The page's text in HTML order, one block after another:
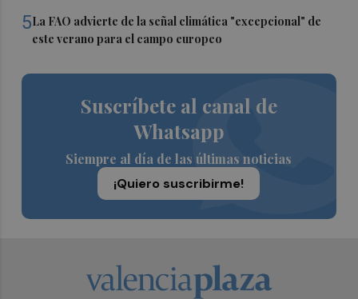
5La FAO advierte de la señal climática "excepcional" de
este verano para el campo europeo
Suscríbete al canal de
Whatsapp
Siempre al día de las últimas noticias
¡Quiero suscribirme!